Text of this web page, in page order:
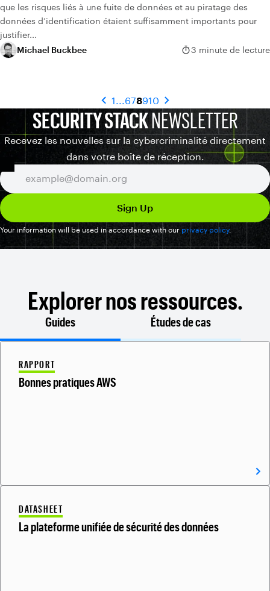
que les risques liés à une fuite de données et au piratage des
données d’identification étaient suffisamment importants pour
justifier...
Michael Buckbee
3 minute de lecture
1...678910
SECURITY STACKNEWSLETTER
Recevez les nouvelles sur la cybercriminalité directement
dans votre boîte de réception.
Your information will be used in accordance with our privacy policy.
Explorer nos ressources.
Guides Études de cas
RAPPORT
Bonnes pratiques AWS
DATASHEET
La plateforme unifiée de sécurité des données